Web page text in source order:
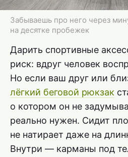
Забываешь про него через
на десятке пробежек
Дарить спортивные
риск: вдруг человек
Но если ваш друг или
лёгкий беговой рюкзак
о котором он не
реально нужен. Сидит
не натирает даже на
Внутри — карманы под